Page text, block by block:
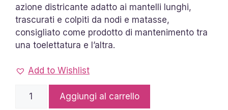
azione districante adatto ai mantelli lunghi,
trascurati e colpiti da nodi e matasse,
consigliato come prodotto di mantenimento tra
una toelettatura e l’altra.
Add to Wishlist
Scioglinodi
Aggiungi al carrello